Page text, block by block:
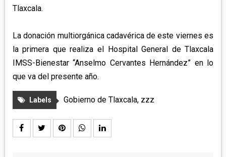
Tlaxcala.
La donación multiorgánica cadavérica de este viernes es
la primera que realiza el Hospital General de Tlaxcala
IMSS-Bienestar “Anselmo Cervantes Hernández” en lo
que va del presente año.
Labels Gobierno de Tlaxcala, zzz